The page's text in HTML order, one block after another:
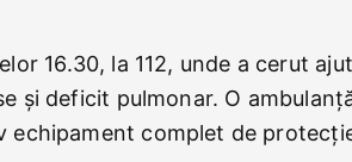
16.30, la 112, unde a cerut
deficit pulmonar. O
complet de